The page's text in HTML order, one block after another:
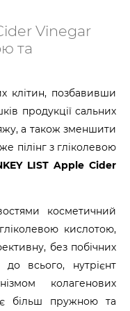
Vinegar
та
клітин, позбавивши
продукції сальних
а також зменшити
пілінг з гліколевою
LIST Apple Cider
косметичний
кислотою,
без побічних
всього, нутрієнт
колагенових
більш пружною та